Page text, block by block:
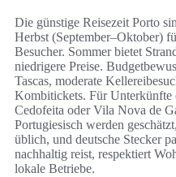
Die günstige Reisezeit Porto
Herbst (September–Oktober)
Besucher. Sommer bietet
niedrigere Preise.
Tascas, moderate
Kombitickets. Für Unterkünfte
Cedofeita oder Vila Nova de
Portugiesisch werden
üblich, und deutsche Stecker
nachhaltig reist, respektiert
lokale Betriebe.